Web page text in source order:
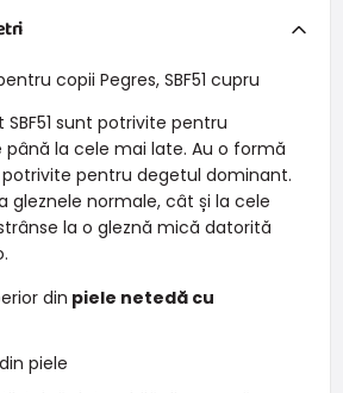
copii Pegres, SBF51 cupru
sunt potrivite pentru
la cele mai late. Au o formă
pentru degetul dominant.
gleznele normale, cât și la cele
la o gleznă mică datorită
din piele netedă cu
piele